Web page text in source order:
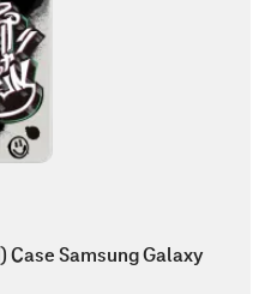
Case Samsung Galaxy